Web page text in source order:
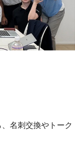
名刺交換やトーク